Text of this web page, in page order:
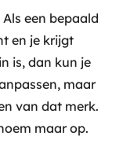
een bepaald
en je krijgt
is, dan kun je
maar
van dat merk.
maar op.